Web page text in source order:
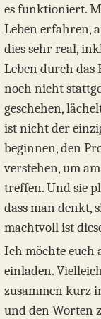
es funktioniert.
Leben erfahren,
dies sehr real,
Leben durch
noch nicht
geschehen,
ist nicht der
beginnen, den
verstehen, um
treffen. Und sie
dass man denkt,
machtvoll ist
Ich möchte euch
einladen.
zusammen kurz
und den Worten